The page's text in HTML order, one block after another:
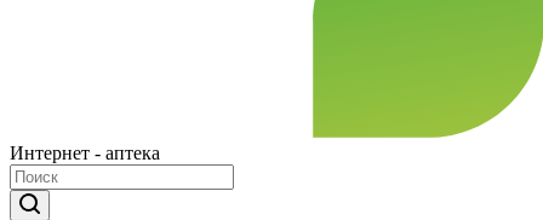
Интернет - аптека